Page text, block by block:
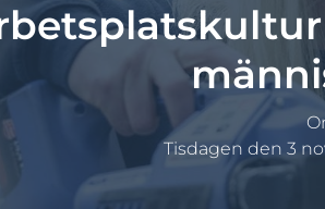
Tisdagen den 3